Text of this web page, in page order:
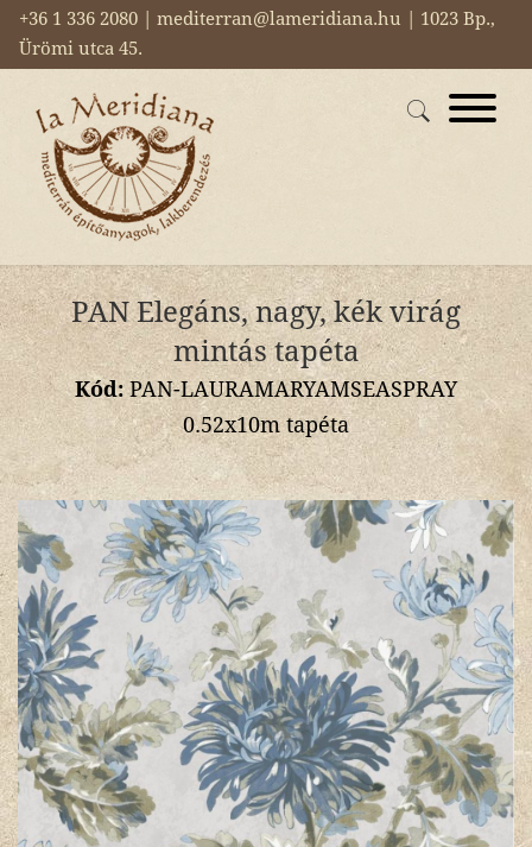
+36 1 336 2080 | mediterran@lameridiana.hu | 1023 Bp.,
Ürömi utca 45.
PAN Elegáns, nagy, kék virág
mintás tapéta
Kód:PAN-LAURAMARYAMSEASPRAY
0.52x10m tapéta